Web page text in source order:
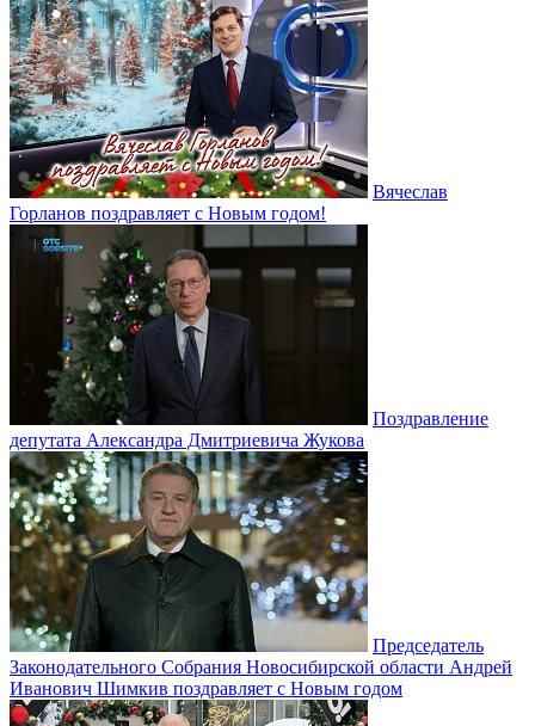
Вячеслав
Горланов поздравляет с Новым годом!
Поздравление
депутата Александра Дмитриевича Жукова
Председатель
Законодательного Собрания Новосибирской области Андрей
Иванович Шимкив поздравляет с Новым годом